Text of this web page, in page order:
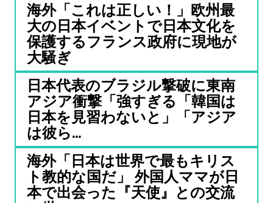
海外「これは正しい！」欧州最
大の日本イベントで日本文化を
保護するフランス政府に現地が
大騒ぎ
日本代表のブラジル撃破に東南
アジア衝撃「強すぎる「韓国は
日本を見習わないと」「アジア
は彼ら...
海外「日本は世界で最もキリス
ト教的な国だ」 外国人ママが日
本で出会った『天使』との交流